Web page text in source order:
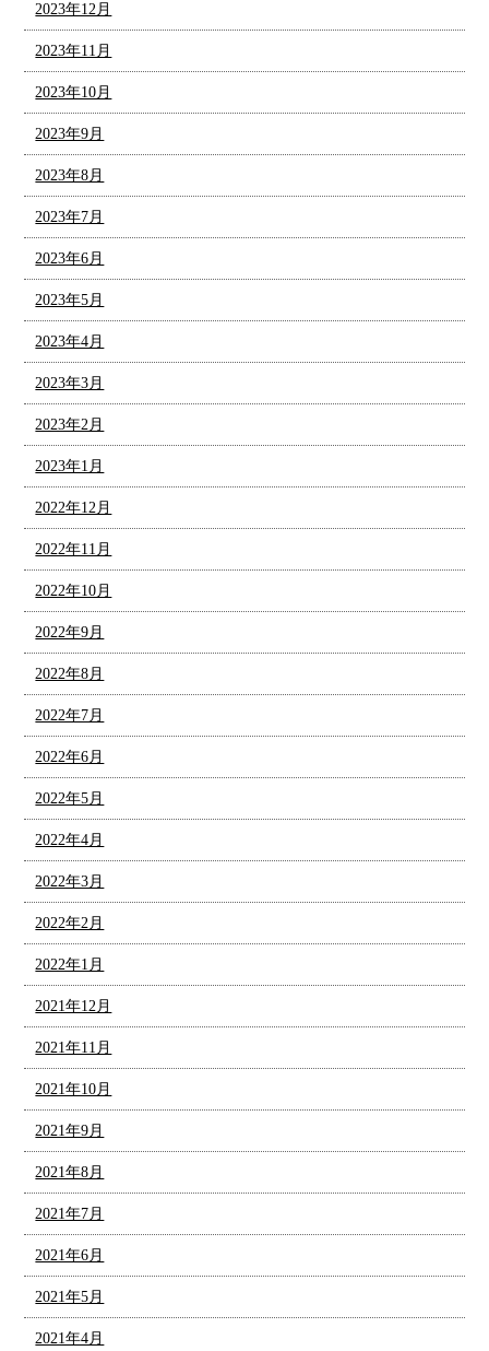
2023年12月
2023年11月
2023年10月
2023年9月
2023年8月
2023年7月
2023年6月
2023年5月
2023年4月
2023年3月
2023年2月
2023年1月
2022年12月
2022年11月
2022年10月
2022年9月
2022年8月
2022年7月
2022年6月
2022年5月
2022年4月
2022年3月
2022年2月
2022年1月
2021年12月
2021年11月
2021年10月
2021年9月
2021年8月
2021年7月
2021年6月
2021年5月
2021年4月